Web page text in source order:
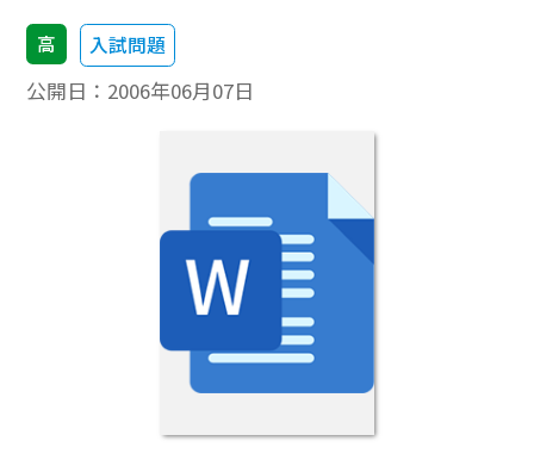
高 入試問題
公開日： 2006年06月07日